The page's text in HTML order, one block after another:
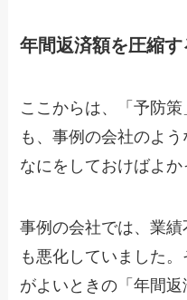
年間返済額を圧縮す
ここからは、「予防
も、事例の会社のよう
なにをしておけばよか
事例の会社では、業
も悪化していました
がよいときの「年間